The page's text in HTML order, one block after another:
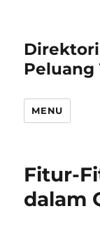
Peluang
MENU
Fitur-
dalam